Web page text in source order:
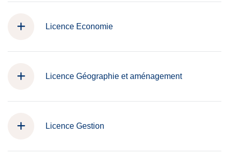
Licence Economie
Licence Géographie et aménagement
Licence Gestion